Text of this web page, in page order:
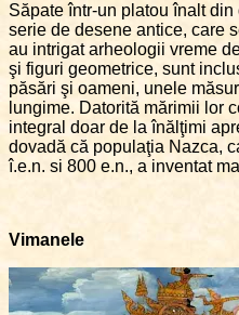
Săpate într-un platou înalt
serie de desene antice, care
au intrigat arheologii vreme
şi figuri geometrice, sunt
păsări şi oameni, unele
lungime. Datorită mărimii lor
integral doar de la înălţimi
dovadă că populaţia Nazca,
î.e.n. si 800 e.n., a inventat
Vimanele